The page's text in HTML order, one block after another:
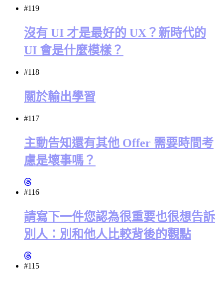
#119
沒有 UI 才是最好的 UX？新時代的
UI 會是什麼模樣？
#118
關於輸出學習
#117
主動告知還有其他 Offer 需要時間考
慮是壞事嗎？
#116
請寫下一件您認為很重要也很想告訴
別人：別和他人比較背後的觀點
#115